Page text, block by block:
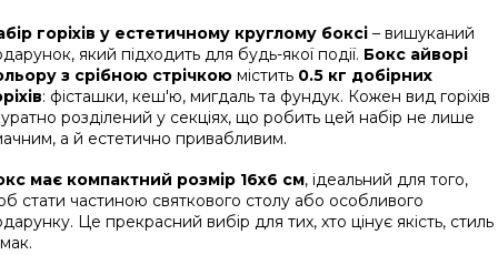
горіхів у естетичному круглому боксі – вишуканий
який підходить для будь-якої події. Бокс айворі
з срібною стрічкою містить 0.5 кг добірних
: фісташки, кеш'ю, мигдаль та фундук. Кожен вид горіхів
розділений у секціях, що робить цей набір не лише
а й естетично привабливим.
має компактний розмір 16х6 см, ідеальний для того,
стати частиною святкового столу або особливого
Це прекрасний вибір для тих, хто цінує якість, стиль